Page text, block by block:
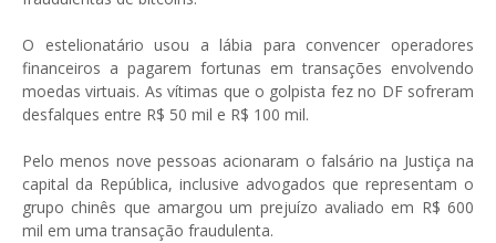
O estelionatário usou a lábia para convencer operadores
financeiros a pagarem fortunas em transações envolvendo
moedas virtuais. As vítimas que o golpista fez no DF sofreram
desfalques entre R$ 50 mil e R$ 100 mil.
Pelo menos nove pessoas acionaram o falsário na Justiça na
capital da República, inclusive advogados que representam o
grupo chinês que amargou um prejuízo avaliado em R$ 600
mil em uma transação fraudulenta.